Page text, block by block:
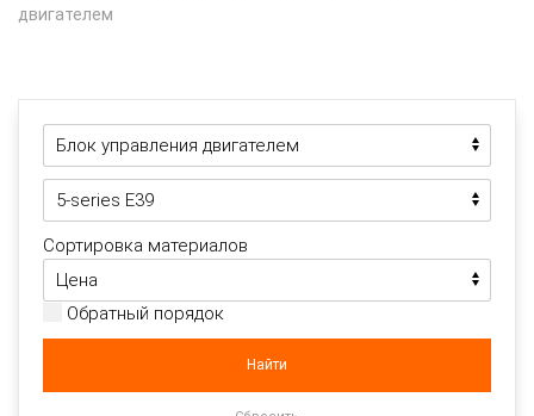
двигателем
Сортировка материалов
Обратный порядок